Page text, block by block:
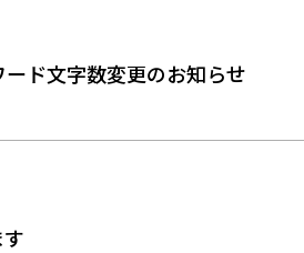
ド文字数変更のお知らせ